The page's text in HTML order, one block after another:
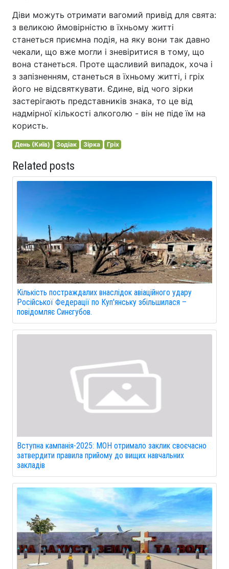
Діви можуть отримати вагомий привід для свята:
з великою ймовірністю в їхньому житті
станеться приємна подія, на яку вони так давно
чекали, що вже могли і зневіритися в тому, що
вона станеться. Проте щасливий випадок, хоча і
з запізненням, станеться в їхньому житті, і гріх
його не відсвяткувати. Єдине, від чого зірки
застерігають представників знака, то це від
надмірної кількості алкоголю - він не піде їм на
користь.
День (Київ) Зодіак Зірка Гріх
Related posts
Кількість постраждалих внаслідок авіаційного удару
Російської Федерації по Куп'янську збільшилася –
повідомляє Синєгубов.
Вступна кампанія-2025: МОН отримало заклик своєчасно
затвердити правила прийому до вищих навчальних
закладів